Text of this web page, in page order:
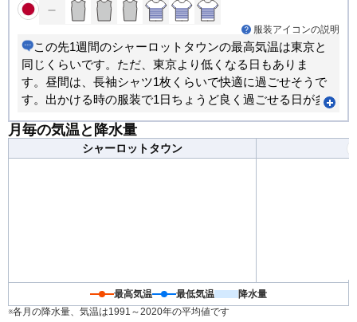
服装アイコンの説明
この先1週間のシャーロットタウンの最高気温は東京と
同じくらいです。ただ、東京より低くなる日もありま
す。昼間は、長袖シャツ1枚くらいで快適に過ごせそうで
す。出かける時の服装で1日ちょうど良く過ごせる日が多
月毎の気温と降水量
シャーロットタウン
最高気温 最低気温
降水量
※各月の降水量、気温は1991～2020年の平均値です